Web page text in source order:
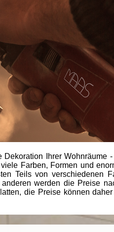
Ihrer
Farben, Formen und
Teils von verschiedenen
werden die Preise
die Preise können